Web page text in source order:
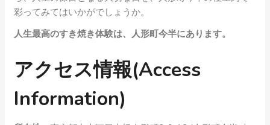
彩ってみてはいかがでしょうか。
人生最高のすき焼き体験は、人形町今半にあります。
アクセス情報(Access
Information)